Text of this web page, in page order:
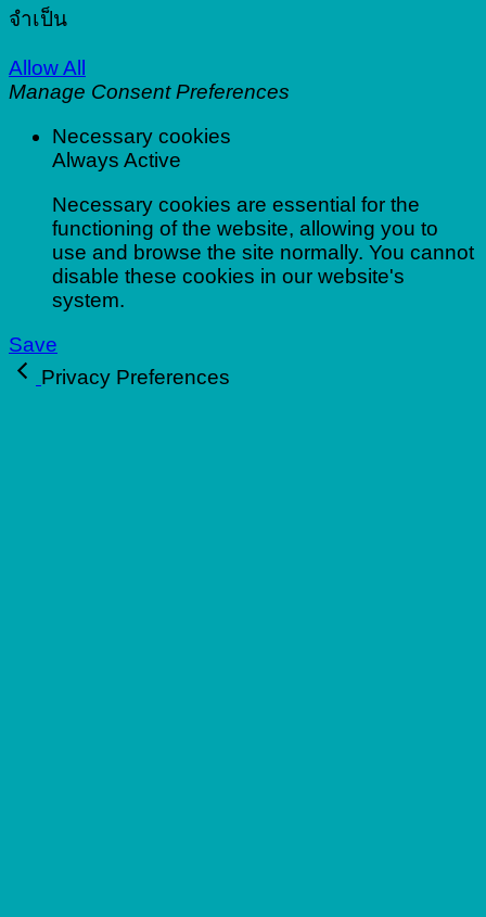
จำเป็น
Allow All
Manage Consent Preferences
Necessary cookies
Always Active
Necessary cookies are essential for the
functioning of the website, allowing you to
use and browse the site normally. You cannot
disable these cookies in our website's
system.
Save
Privacy Preferences